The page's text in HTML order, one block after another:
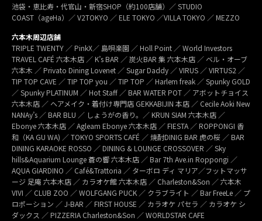
池袋・恵比寿・代官山・新宿SHOP（約100店舗）／ STUDIO
COAST（ageHa）／ V2TOKYO ／ ELE TOKYO ／VILLA TOKYO ／ MEZZO
六本木周辺店舗
TRIPLE TWENTY ／ PinkX／ 島唄楽園 ／ Holl Point ／ World Investors
TRAVEL CAFÉ 六本木店 ／ K’s BAR ／ 炭火BAR 集 六本木店 ／ ベル・オーブ
六本木 ／ Privato Dining Lovenet ／ Sugar Daddy ／ VIRUS ／ VIRTUS2 ／
TIP TOP CAVE ／ TIP TOP you ／ TIP TOP ／ Harlem freak ／ Spunky GOLD
／ Spunky PLATINUM ／ Hot Staff ／ BAR WATER POT ／ アボットチョイス
六本木店 ／ ヘアメイク・着付け専門店 GEKKABIJIN 本店 ／ Cecile Aoki New
NANAy’s ／ BAR BLU ／ しょうがの香り。／ KRUN SIAM 六本木店 ／
Ebonye 六本木店 ／ Agleam Ebonye 六本木店 ／ FIESTA ／ ROPPONGI 香
和（KA GU WA) ／ TOKYO SPORTS CAFÉ ／ 焼酎DINIG BAR 虎の桜 ／ BAR
DINING KARAOKE ROSSO ／ DINING & LOUNGE CROSSOVER ／ Sky
hills&Aquarium Lounge 蒼の響 六本木店 ／ Bar 7th Ave.in Roppongi ／
AQUA GIARDINO ／ Café&Trattoria ／ ターボロ ディ マリア／フットマッサ
ージ 足庵 六本木店 ／ カラオケ館 六本木店 ／ Charleston&Son ／ 六本木
VIVI ／ CLUB ZOO ／ WOLFGANG PUCK ／ クラブライト ／ Bar FreeLe ／ プ
ロポーション ／ J-BAR ／ FIRST HOUSE ／ カラオケ パセラ ／ カラオケ シ
ダックス ／ PIZZERIA Charleston&Son ／ WORLDSTAR CAFE